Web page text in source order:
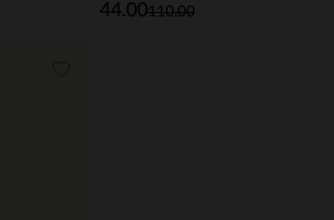
110.00
44.00